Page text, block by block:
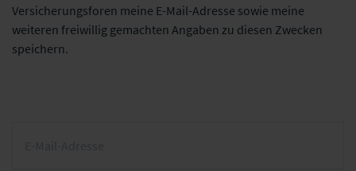
Versicherungsforen meine E-Mail-Adresse sowie meine
weiteren freiwillig gemachten Angaben zu diesen Zwecken
speichern.